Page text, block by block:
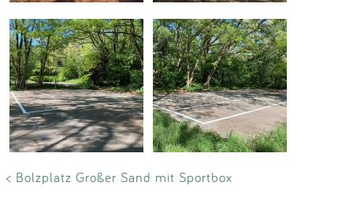
< Bolzplatz Großer Sand mit Sportbox